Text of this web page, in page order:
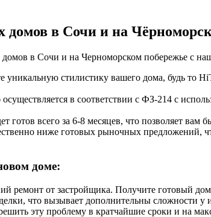
в Сочи и на
в Сочи и на Черноморском побережье с
стилистику вашего дома, будь то
в соответствии с ФЗ-214 с
готов всего за 6-8 месяцев, что позволяет вам
ниже готовых рыночных предложений,
доме:
ремонт от застройщика. Получите готовый
что вызывает дополнительны
эту проблему в кратчайшие сроки и на